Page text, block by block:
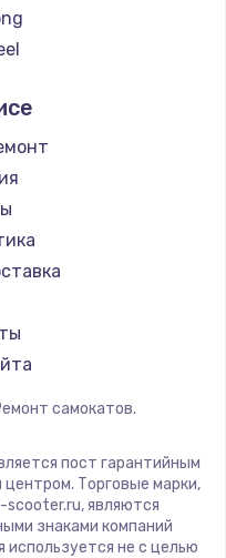
самокатов.
пост гарантийным
Торговые марки,
scooter.ru, являются
знаками компаний
используется не с целью